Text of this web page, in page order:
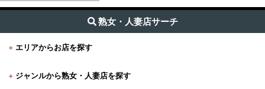
熟女・人妻店サーチ
+ エリアからお店を探す
+東京
+ ジャンルから熟女・人妻店を探す